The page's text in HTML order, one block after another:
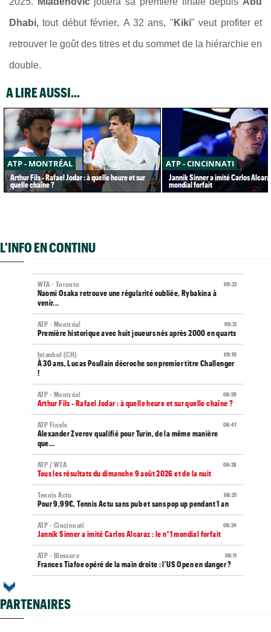
Dhabi,tout début février. A 32 ans, " Kiki" veut profiter et
retrouver le goût des titres et du sommet de la hiérarchie en
double.
A LIRE AUSSI...
ATP - MONTRÉAL
Arthur Fils - Rafael Jodar : à quelle heure et sur
quelle chaîne ?
ATP - CINCINNATI
Jannik Sinner a imité Carlos
mondial forfait
L'INFO EN CONTINU
09:32
WTA - Toronto
Naomi Osaka retrouve une régularité oubliée, Rybakina à
venir...
09:21
ATP - Montréal
Première historique avec huit joueurs nés après 2000 en quarts
09:10
Istanbul (CH)
À 30 ans, Lucas Poullain décroche son premier titre Challenger
!
08:59
ATP - Montréal
Arthur Fils - Rafael Jodar : à quelle heure et sur quelle chaîne ?
08:47
ATP Finals
Alexander Zverev qualifié pour Turin, de la même manière
que...
08:28
ATP / WTA
Tous les résultats du dimanche 9 août 2026 et de la nuit
08:25
Tennis Actu
Pour 9,99€, Tennis Actu sans pub et sans pop up pendant 1 an
08:24
ATP - Cincinnati
Jannik Sinner a imité Carlos Alcaraz : le n°1 mondial forfait
08:11
ATP - Blessure
Frances Tiafoe opéré de la main droite : l'US Open en danger ?
PARTENAIRES